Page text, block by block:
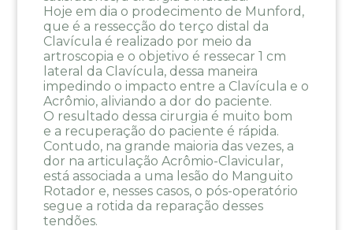
Hoje em dia o prodecimento de Munford,
que é a ressecção do terço distal da
Clavícula é realizado por meio da
artroscopia e o objetivo é ressecar 1 cm
lateral da Clavícula, dessa maneira
impedindo o impacto entre a Clavícula e o
Acrômio, aliviando a dor do paciente.
O resultado dessa cirurgia é muito bom
e a recuperação do paciente é rápida.
Contudo, na grande maioria das vezes, a
dor na articulação Acrômio-Clavicular,
está associada a uma lesão do Manguito
Rotador e, nesses casos, o pós-operatório
segue a rotida da reparação desses
tendões.